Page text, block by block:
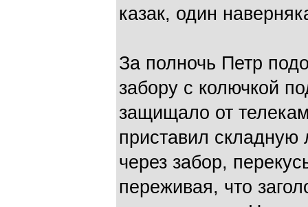
казак, один
За полночь Петр
забору с колючкой
защищало от
приставил складную
через забор,
переживая, что